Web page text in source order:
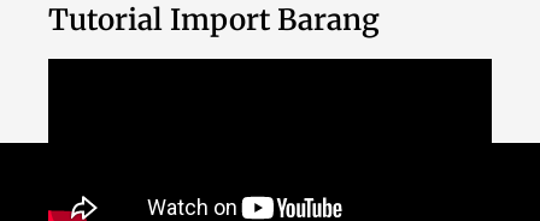
Tutorial Import Barang